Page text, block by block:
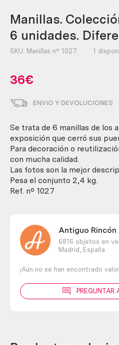
Manillas.
6 unidades.
SKU: Manillas nº 1027 1
36€
ENVIO Y DEVOLUCIONES
Se trata de 6 manillas de los
exposición que cerró sus
Para decoración o
con mucha calidad.
Las fotos son la mejor
Pesa el conjunto 2,4 kg.
Ref. nº 1027
Antiguo Rincón
6816 objetos en
Madrid,
España
¡Aún no se han encontrado
PREGUNTAR